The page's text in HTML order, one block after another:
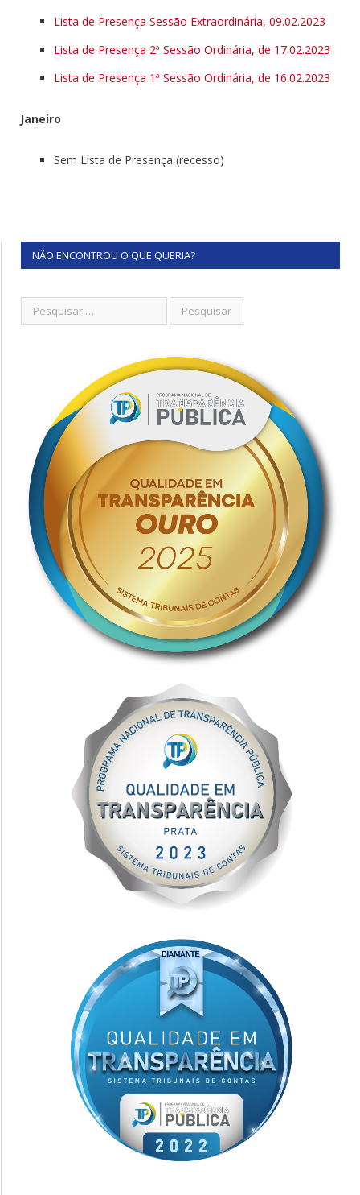
Lista de Presença Sessão Extraordinária, 09.02.2023
Lista de Presença 2ª Sessão Ordinária, de 17.02.2023
Lista de Presença 1ª Sessão Ordinária, de 16.02.2023
Janeiro
Sem Lista de Presença (recesso)
NÃO ENCONTROU O QUE QUERIA?